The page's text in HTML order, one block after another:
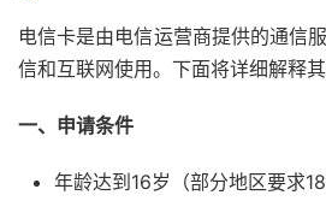
电信卡是由电信运营商提供的通信
信和互联网使用。下面将详细解释其
一、申请条件
年龄达到16岁（部分地区要求18